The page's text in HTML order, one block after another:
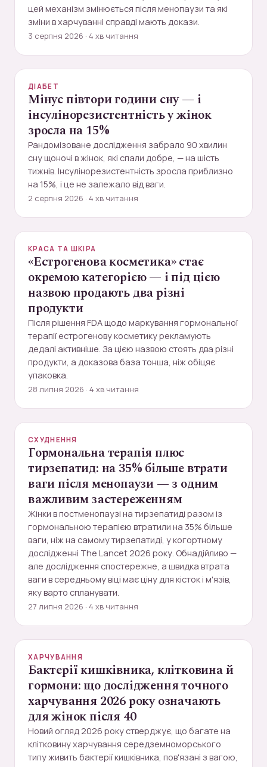
цей механізм змінюється після менопаузи та які
зміни в харчуванні справді мають докази.
3 серпня 2026 · 4 хв читання
ДІАБЕТ
Мінус півтори години сну — і
інсулінорезистентність у жінок
зросла на 15%
Рандомізоване дослідження забрало 90 хвилин
сну щоночі в жінок, які спали добре, — на шість
тижнів. Інсулінорезистентність зросла приблизно
на 15%, і це не залежало від ваги.
2 серпня 2026 · 4 хв читання
КРАСА ТА ШКІРА
«Естрогенова косметика» стає
окремою категорією — і під цією
назвою продають два різні
продукти
Після рішення FDA щодо маркування гормональної
терапії естрогенову косметику рекламують
дедалі активніше. За цією назвою стоять два різні
продукти, а доказова база тонша, ніж обіцяє
упаковка.
28 липня 2026 · 4 хв читання
СХУДНЕННЯ
Гормональна терапія плюс
тирзепатид: на 35% більше втрати
ваги після менопаузи — з одним
важливим застереженням
Жінки в постменопаузі на тирзепатиді разом із
гормональною терапією втратили на 35% більше
ваги, ніж на самому тирзепатиді, у когортному
дослідженні The Lancet 2026 року. Обнадійливо —
але дослідження спостережне, а швидка втрата
ваги в середньому віці має ціну для кісток і м'язів,
яку варто спланувати.
27 липня 2026 · 4 хв читання
ХАРЧУВАННЯ
Бактерії кишківника, клітковина й
гормони: що дослідження точного
харчування 2026 року означають
для жінок після 40
Новий огляд 2026 року стверджує, що багате на
клітковину харчування середземноморського
типу живить бактерії кишківника, пов'язані з вагою,